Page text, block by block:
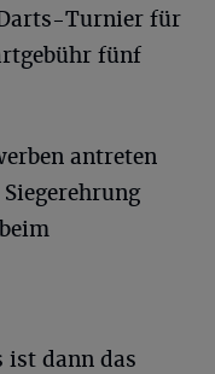
Turnier für
fünf
antreten
ist dann das